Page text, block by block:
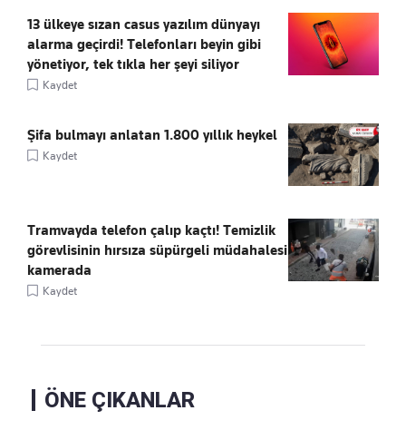
13 ülkeye sızan casus yazılım dünyayı
alarma geçirdi! Telefonları beyin gibi
yönetiyor, tek tıkla her şeyi siliyor
Kaydet
Şifa bulmayı anlatan 1.800 yıllık heykel
Kaydet
Tramvayda telefon çalıp kaçtı! Temizlik
görevlisinin hırsıza süpürgeli müdahalesi
kamerada
Kaydet
ÖNE ÇIKANLAR